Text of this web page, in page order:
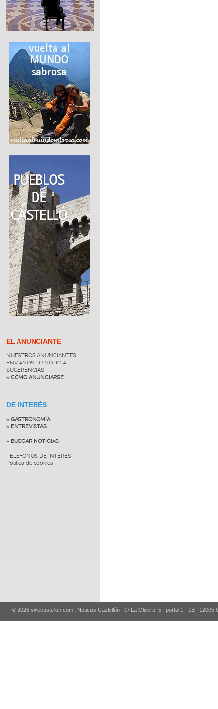
EL ANUNCIANTE
NUESTROS ANUNCIANTES
ENVÍANOS TU NOTICIA
SUGERENCIAS
» CÓMO ANUNCIARSE
DE INTERÉS
» GASTRONOMÍA
» ENTREVISTAS
» BUSCAR NOTICIAS
TELÉFONOS DE INTERÉS
Política de cookies
© 2026 vivecastellon.com | Noticias Castellón | C/ La Olivera, 5 - portal 1 - 1B - 12005